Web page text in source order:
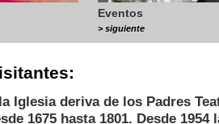
Eventos
> siguiente
Iglesia deriva de los Padres
1675 hasta 1801. Desde